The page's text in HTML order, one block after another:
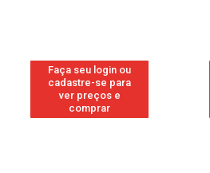
Faça seu login ou
cadastre-se para
ver preços e
comprar